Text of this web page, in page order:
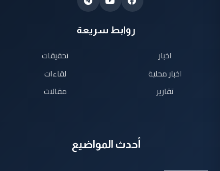
روابط سريعة
اخبار
اخبار محلية
تقارير
تحقيقات
لقاءات
مقالات
أحدث المواضيع